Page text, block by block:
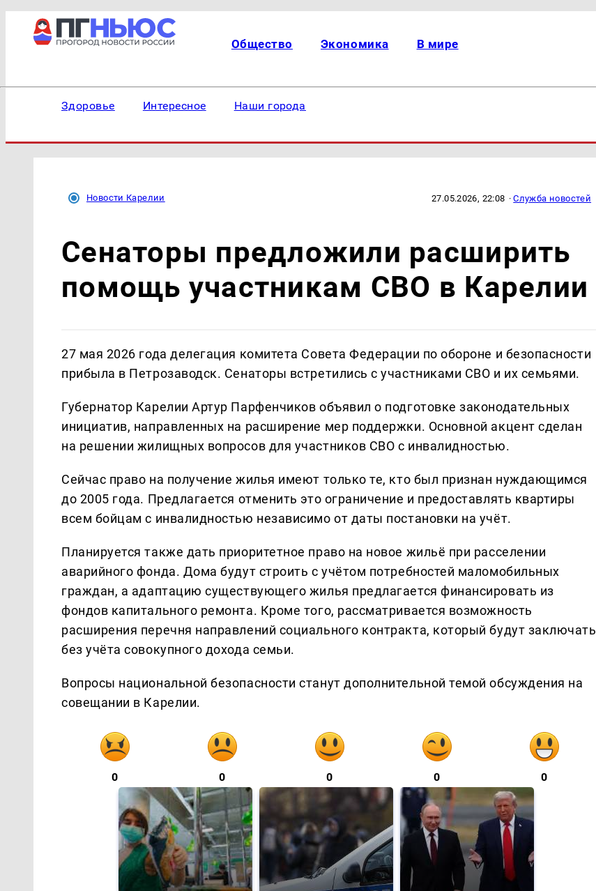
Общество Экономика В мире
Здоровье Интересное Наши города
Новости Карелии 27.05.2026, 22:08 ·Служба новостей
Сенаторы предложили расширить
помощь участникам СВО в Карелии
27 мая 2026 года делегация комитета Совета Федерации по обороне и безопасности
прибыла в Петрозаводск. Сенаторы встретились с участниками СВО и их семьями.
Губернатор Карелии Артур Парфенчиков объявил о подготовке законодательных
инициатив, направленных на расширение мер поддержки. Основной акцент сделан
на решении жилищных вопросов для участников СВО с инвалидностью.
Сейчас право на получение жилья имеют только те, кто был признан нуждающимся
до 2005 года. Предлагается отменить это ограничение и предоставлять квартиры
всем бойцам с инвалидностью независимо от даты постановки на учёт.
Планируется также дать приоритетное право на новое жильё при расселении
аварийного фонда. Дома будут строить с учётом потребностей маломобильных
граждан, а адаптацию существующего жилья предлагается финансировать из
фондов капитального ремонта. Кроме того, рассматривается возможность
расширения перечня направлений социального контракта, который будут заключать
без учёта совокупного дохода семьи.
Вопросы национальной безопасности станут дополнительной темой обсуждения на
совещании в Карелии.
0 0 0 0 0